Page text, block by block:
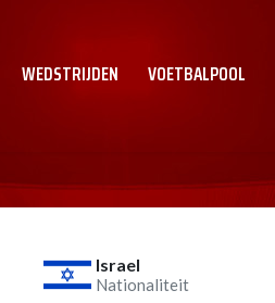
WEDSTRIJDEN VOETBALPOOL
Israel
Nationaliteit